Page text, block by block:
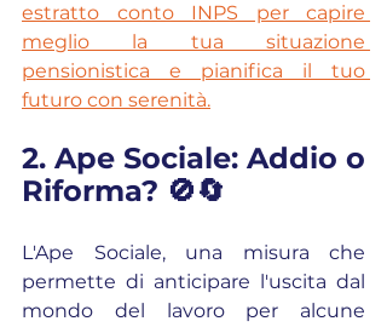
estratto conto INPS per capire
meglio la tua situazione
pensionistica e pianifica il tuo
futuro con serenità.
2. Ape Sociale: Addio o
Riforma? 🚫🔄
L'Ape Sociale, una misura che
permette di anticipare l'uscita dal
mondo del lavoro per alcune